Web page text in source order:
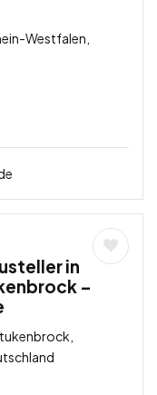
Westfalen,
in
–